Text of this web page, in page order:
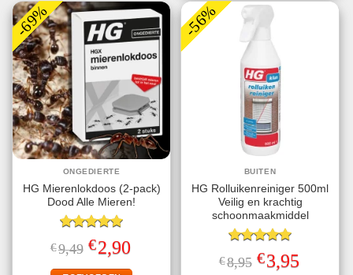
-69%
ONGEDIERTE
HG Mierenlokdoos (2-pack)
Dood Alle Mieren!
Gewaardeerd
5.00uit 5
€9,49 Oorspronkelijke
prijs
was:
€2,90
is:
-56%
BUITEN
HG Rolluikenreiniger 500ml
Veilig en krachtig
schoonmaakmiddel
Gewaardeerd
5.00uit 5
€8,95 Oorspronkelijke
prijs
€3,95